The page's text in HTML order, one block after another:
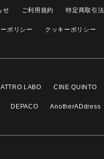
せ ご利用規約 特定商取引
ポリシー クッキーポリシー
LABO CINE QUINTO
DEPACO AnotherADdress